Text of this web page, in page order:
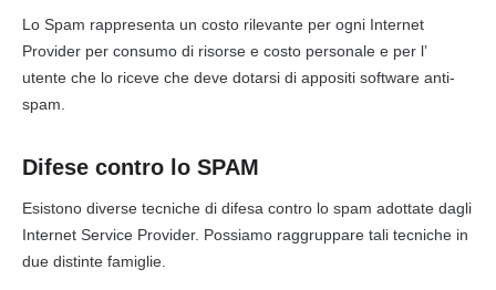
Lo Spam rappresenta un costo rilevante per ogni Internet
Provider per consumo di risorse e costo personale e per l’
utente che lo riceve che deve dotarsi di appositi software anti-
spam.
Difese contro lo SPAM
Esistono diverse tecniche di difesa contro lo spam adottate dagli
Internet Service Provider. Possiamo raggruppare tali tecniche in
due distinte famiglie.